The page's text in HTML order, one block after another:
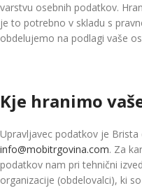
varstvu osebnih podatkov.
je to potrebno v skladu s
obdelujemo na podlagi vaše
Kje hranimo
Upravljavec podatkov je
info@mobitrgovina.com. Za
podatkov nam pri tehnični
organizacije (obdelovalci), ki